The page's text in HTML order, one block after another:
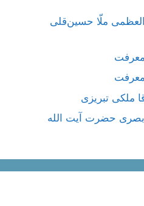
ملّا حسین‌قلی
ملکی تبریزی
حضرت آیت الله